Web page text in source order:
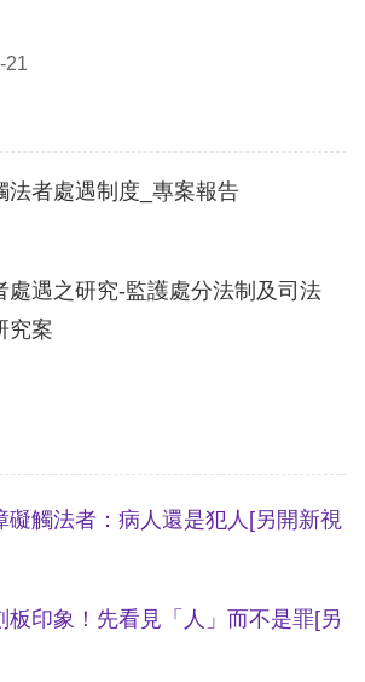
21
法者處遇制度_專案報告
處遇之研究-監護處分法制及司法
究案
礙觸法者：病人還是犯人 [另開新視
板印象！先看見「人」而不是罪[另